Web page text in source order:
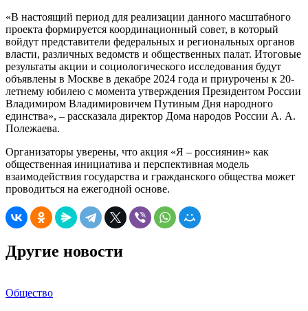
«В настоящий период для реализации данного масштабного
проекта формируется координационный совет, в который
войдут представители федеральных и региональных органов
власти, различных ведомств и общественных палат. Итоговые
результаты акции и социологического исследования будут
объявлены в Москве в декабре 2024 года и приурочены к 20-
летнему юбилею с момента утверждения Президентом России
Владимиром Владимировичем Путиным Дня народного
единства», – рассказала директор Дома народов России А. А.
Полежаева.
Организаторы уверены, что акция «Я – россиянин» как
общественная инициатива и перспективная модель
взаимодействия государства и гражданского общества может
проводиться на ежегодной основе.
Другие новости
Общество